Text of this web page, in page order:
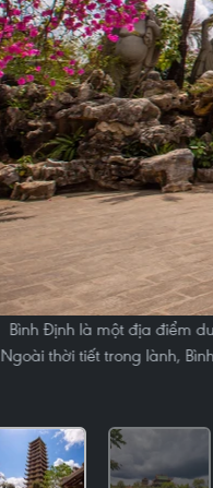
Bình Định là một địa điểm
Ngoài thời tiết trong lành,